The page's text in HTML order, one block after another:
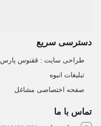
دسترسی سریع
طراحی سایت :‌ ققنوس پارس
تبلیغات انبوه
صفحه اختصاصی مشاغل
تماس با ما